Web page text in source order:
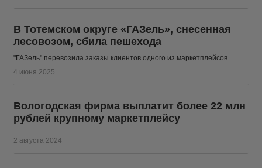
В Тотемском округе «ГАЗель», снесенная
лесовозом, сбила пешехода
"ГАЗель" перевозила заказы клиентов одного из маркетплейсов
4 июня 2025
Вологодская фирма выплатит более 22 млн
рублей крупному маркетплейсу
2 августа 2024